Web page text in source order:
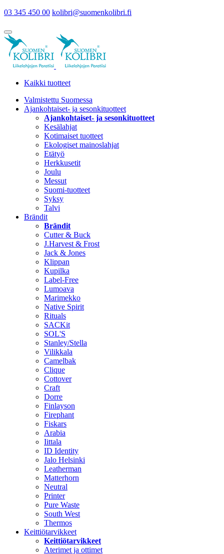
03 345 450 00 kolibri@suomenkolibri.fi
Kaikki tuotteet
Valmistettu Suomessa
Ajankohtaiset- ja sesonkituotteet
Ajankohtaiset- ja sesonkituotteet
Kesälahjat
Kotimaiset tuotteet
Ekologiset mainoslahjat
Etätyö
Herkkusetit
Joulu
Messut
Suomi-tuotteet
Syksy
Talvi
Brändit
Brändit
Cutter & Buck
J.Harvest & Frost
Jack & Jones
Klippan
Kupilka
Label-Free
Lumoava
Marimekko
Native Spirit
Rituals
SACKit
SOL'S
Stanley/Stella
Vilikkala
Camelbak
Clique
Cottover
Craft
Dorre
Finlayson
Firephant
Fiskars
Arabia
Iittala
ID Identity
Jalo Helsinki
Leatherman
Matterhorn
Neutral
Printer
Pure Waste
South West
Thermos
Keittiötarvikkeet
Keittiötarvikkeet
Aterimet ja ottimet